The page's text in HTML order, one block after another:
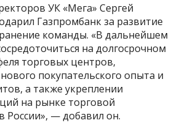
УК «Мега» Сергей
Газпромбанк за развитие
команды. «В дальнейшем
на долгосрочном
торговых центров,
покупательского опыта и
а также укреплении
на рынке торговой
России», — добавил он.